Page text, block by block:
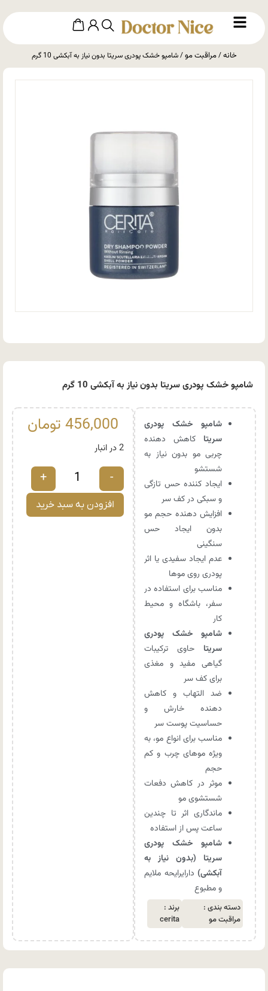
خانه/مراقبت مو/ شامپو خشک پودری سریتا بدون نیاز به آبکشی 10 گرم
شامپو خشک پودری سریتا بدون نیاز به آبکشی 10 گرم
شامپو خشک پودری
سریتا کاهش دهنده
چربی مو بدون نیاز به
شستشو
ایجاد کننده حس تازگی
و سبکی در کف سر
افزایش دهنده حجم مو
بدون ایجاد حس
سنگینی
عدم ایجاد سفیدی یا اثر
پودری روی موها
مناسب برای استفاده در
سفر، باشگاه و محیط
کار
شامپو خشک پودری
سریتا حاوی ترکیبات
گیاهی مفید و مغذی
برای کف سر
ضد التهاب و کاهش
دهنده خارش و
حساسیت پوست سر
مناسب برای انواع مو، به
‌ویژه موهای چرب و کم
‌حجم
موثر در کاهش دفعات
شستشوی مو
ماندگاری اثر تا چندین
ساعت پس از استفاده
شامپو خشک پودری
سریتا (بدون نیاز به
آبکشی) دارایرایحه ملایم
و مطبوع
دسته بندی :
مراقبت مو
برند :
cerita
456,000 تومان
2 در انبار
-
+
افزودن به سبد خرید